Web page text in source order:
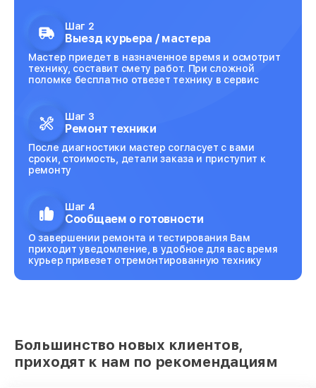
Шаг 2
Выезд курьера / мастера
Мастер приедет в назначенное время и осмотрит
технику, составит смету работ. При сложной
поломке бесплатно отвезет технику в сервис
Шаг 3
Ремонт техники
После диагностики мастер согласует с вами
сроки, стоимость, детали заказа и приступит к
ремонту
Шаг 4
Сообщаем о готовности
О завершении ремонта и тестирования Вам
приходит уведомление, в удобное для вас время
курьер привезет отремонтированную технику
Большинство новых клиентов,
приходят к нам по рекомендациям